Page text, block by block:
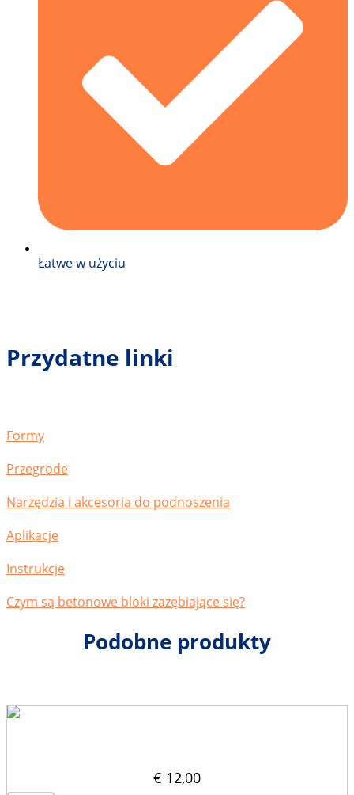
Łatwe w użyciu
Przydatne linki
Formy
Przegrode
Narzędzia i akcesoria do podnoszenia
Aplikacje
Instrukcje
Czym są betonowe bloki zazębiające się?
Podobne produkty
€ 12,00